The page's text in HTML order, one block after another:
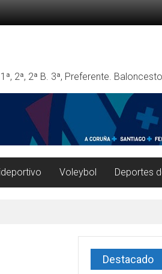
2ª, 2ª B. 3ª, Preferente.
Voleybol Deportes
Destacado